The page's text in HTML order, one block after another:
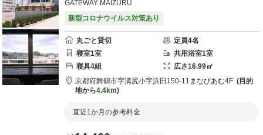
GATEWAY MAIZURU
新型コロナウイルス対策あり
丸ごと貸切 定員4名
寝室1室 共用浴室1室
寝具4組 広さ16.99㎡
京都府舞鶴市字溝尻小字浜田150-11 まなびあむ4F
目的
地から4.4km
直近1か月の参考料金